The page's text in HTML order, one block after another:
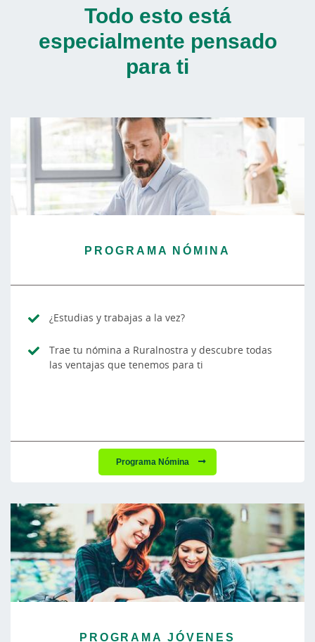
Todo esto está
especialmente pensado
para ti
PROGRAMA NÓMINA
¿Estudias y trabajas a la vez?
Trae tu nómina a Ruralnostra y descubre todas
las ventajas que tenemos para ti
Programa Nómina
PROGRAMA JÓVENES